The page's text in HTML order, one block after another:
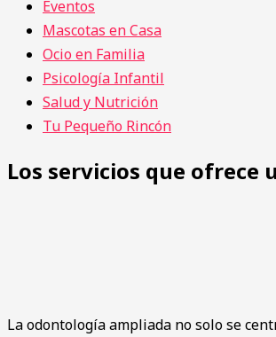
Eventos
Mascotas en Casa
Ocio en Familia
Psicología Infantil
Salud y Nutrición
Tu Pequeño Rincón
Los servicios que ofrece
La odontología ampliada no solo se